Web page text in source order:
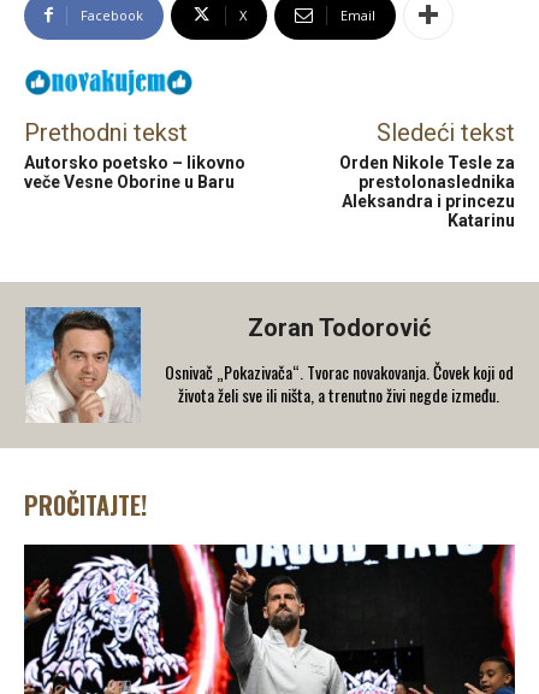
Facebook X Email
Prethodni tekst
Autorsko poetsko – likovno
veče Vesne Oborine u Baru
Sledeći tekst
Orden Nikole Tesle za
prestolonaslednika
Aleksandra i princezu
Katarinu
Zoran Todorović
Osnivač „Pokazivača“. Tvorac novakovanja. Čovek koji od
života želi sve ili ništa, a trenutno živi negde između.
PROČITAJTE!